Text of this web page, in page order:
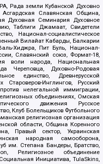
Рада земли Кубанской Духовно
Славянская Община,
Духовная Семинария Духовное
Таблиги Джамаат, Свидетели
Национал-социалистическое
Вилайат Кабарды, Балкарии
Хиджра, Пит Буль, Национал-
Славянский союз, Формат-18,
воли народа, Национальная
Череповца, Духовно-Родовая
единство, Древнерусской
Староверов-Инглингов, Русский
нелегальной иммиграции,
объединениях, Омская
движения Русское
Клуб Болельщиков Футбольного
религиозная организация
области, Община Коренного
Правый сектор, Украинская
народная самооборона,
им. Степана Бандеры, Братство,
Религиозное объединение
Инициатива, TulaSkins,